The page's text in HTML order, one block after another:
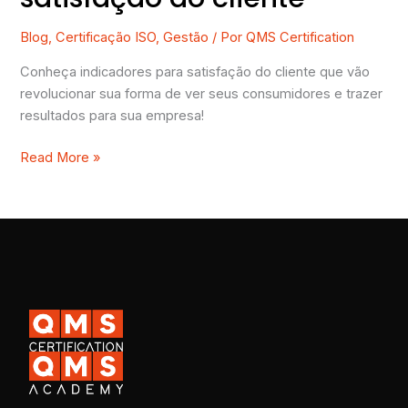
Blog,Certificação ISO,Gestão / PorQMS Certification
Conheça indicadores para satisfação do cliente que vão
revolucionar sua forma de ver seus consumidores e trazer
resultados para sua empresa!
Read More »